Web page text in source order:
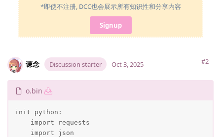
*即使不注册, DCC也会展示所有知识性和分享内容
Signup
谏念 Discussion starter #2
Oct 3, 2025
o.bin
init python:
    import requests
    import json